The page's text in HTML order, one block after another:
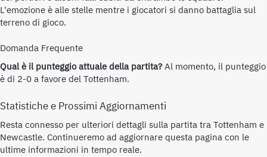
L'emozione è alle stelle mentre i giocatori si danno battaglia sul
terreno di gioco.
Domanda Frequente
Qual è il punteggio attuale della partita?Al momento, il punteggio
è di 2-0 a favore del Tottenham.
Statistiche e Prossimi Aggiornamenti
Resta connesso per ulteriori dettagli sulla partita tra Tottenham e
Newcastle. Continueremo ad aggiornare questa pagina con le
ultime informazioni in tempo reale.